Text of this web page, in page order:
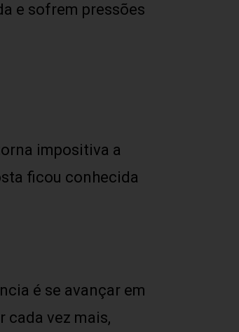
e sofrem pressões
impositiva a
ficou conhecida
é se avançar em
cada vez mais,